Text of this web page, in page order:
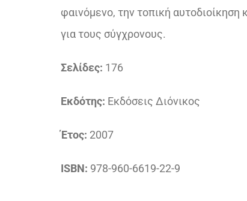
φαινόμενο, την τοπική αυτοδιοίκηση
για τους σύγχρονους.
Σελίδες: 176
Εκδότης: Εκδόσεις Διόνικος
Έτος: 2007
ISBN: 978-960-6619-22-9